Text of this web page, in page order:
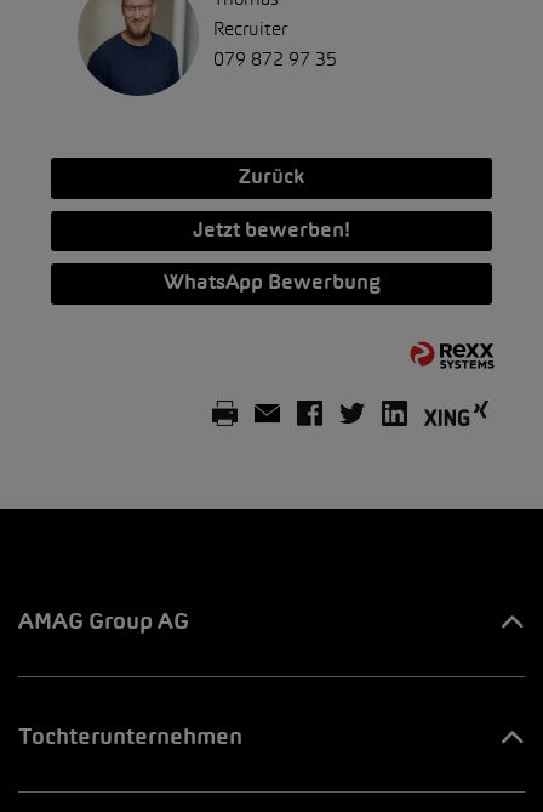
Recruiter
079 872 97 35
Zurück
Jetzt bewerben!
WhatsApp Bewerbung
AMAG Group AG
Tochterunternehmen